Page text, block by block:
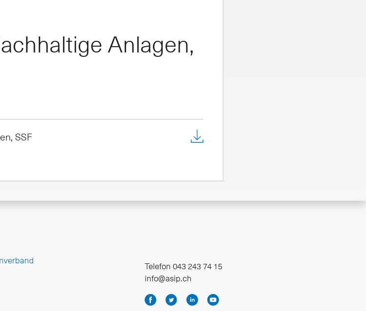
Anlagen,
SSF
Telefon 043 243 74 15
info@asip.ch